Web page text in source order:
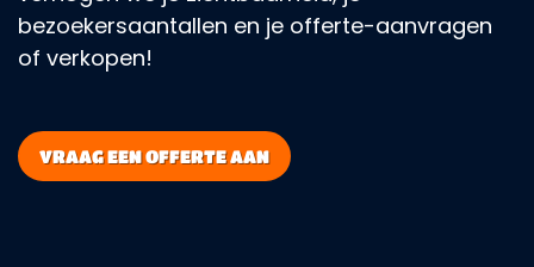
bezoekersaantallen en je offerte-aanvragen
of verkopen!
VRAAG EEN OFFERTE AAN